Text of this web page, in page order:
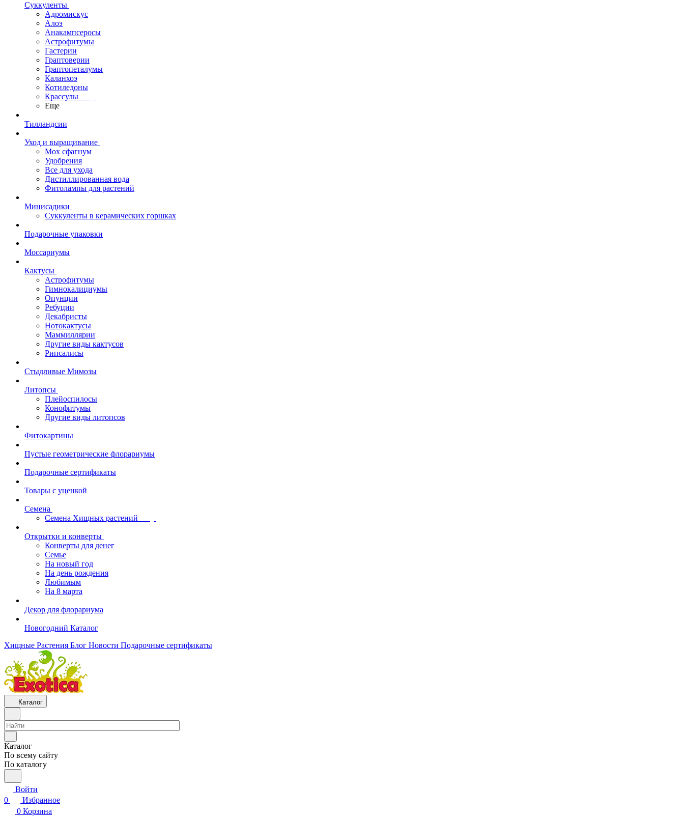
Суккуленты
Адромискус
Алоэ
Анакампсеросы
Астрофитумы
Гастерии
Граптоверии
Граптопеталумы
Каланхоэ
Котиледоны
Крассулы
Еще
Тилландсии
Уход и выращивание
Мох сфагнум
Удобрения
Все для ухода
Дистиллированная вода
Фитолампы для растений
Минисадики
Суккуленты в керамических горшках
Подарочные упаковки
Моссариумы
Кактусы
Астрофитумы
Гимнокалициумы
Опунции
Ребуции
Декабристы
Нотокактусы
Маммиллярии
Другие виды кактусов
Рипсалисы
Стыдливые Мимозы
Литопсы
Плейоспилосы
Конофитумы
Другие виды литопсов
Фитокартины
Пустые геометрические флорариумы
Подарочные сертификаты
Товары с уценкой
Семена
Семена Хищных растений
Открытки и конверты
Конверты для денег
Семье
На новый год
На день рождения
Любимым
На 8 марта
Декор для флорариума
Новогодний Каталог
Хищные Растения Блог Новости Подарочные сертификаты
Каталог
Каталог
По всему сайту
По каталогу
Войти
0
Избранное
0 Корзина